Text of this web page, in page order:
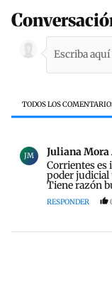
TODOS LOS
Todos los
JM Juliana Mora
Corrientes es
poder
Tiene razón
RESPONDER